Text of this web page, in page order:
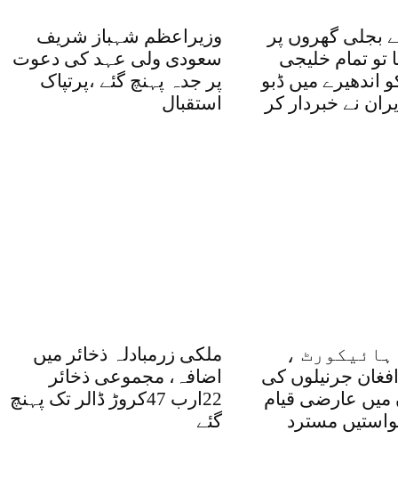
وزیراعظم شہباز شریف
سعودی ولی عہد کی دعوت
پر جدہ پہنچ گئے ،پرتپاک
استقبال
بجلی گھروں پر
تو تمام خلیجی
اندھیرے میں ڈبو
نے خبردار کر
ملکی زرمبادلہ ذخائر میں
اضافہ، مجموعی ذخائر
22ارب 47کروڑ ڈالر تک پہنچ
گئے
ہائیکورٹ ،
جرنیلوں کی
میں عارضی قیام
مسترد